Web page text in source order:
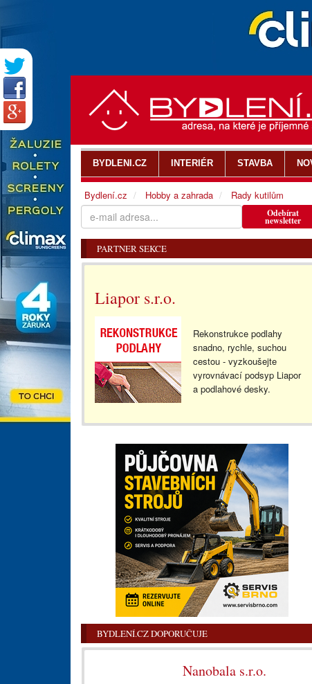
Odebírat
newsletter
PARTNER SEKCE
Liapor s.r.o.
Rekonstrukce podlahy
snadno, rychle, suchou
cestou - vyzkoušejte
vyrovnávací podsyp Liapor
a podlahové desky.
BYDLENÍ.CZ DOPORUČUJE
Nanobala s.r.o.
BYDLENI.CZ INTERIÉR STAVBA
Bydlení.cz Hobby a zahrada Rady kutilům